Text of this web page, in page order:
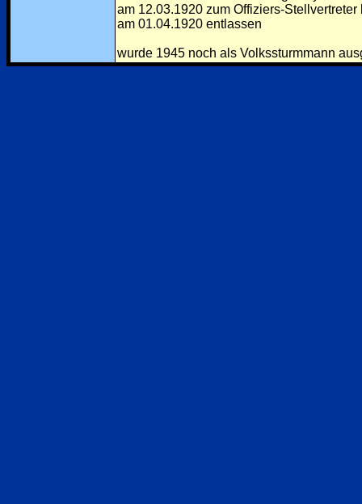
am 12.03.1920 zum Offiziers-Stellvertreter
am 01.04.1920 entlassen
wurde 1945 noch als Volkssturmmann